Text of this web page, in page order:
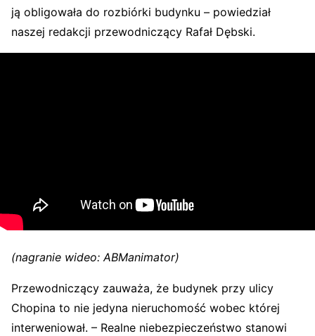
ją obligowała do rozbiórki budynku – powiedział
naszej redakcji przewodniczący Rafał Dębski.
(nagranie wideo: ABManimator)
Przewodniczący zauważa, że budynek przy ulicy
Chopina to nie jedyna nieruchomość wobec której
interweniował. – Realne niebezpieczeństwo stanowi